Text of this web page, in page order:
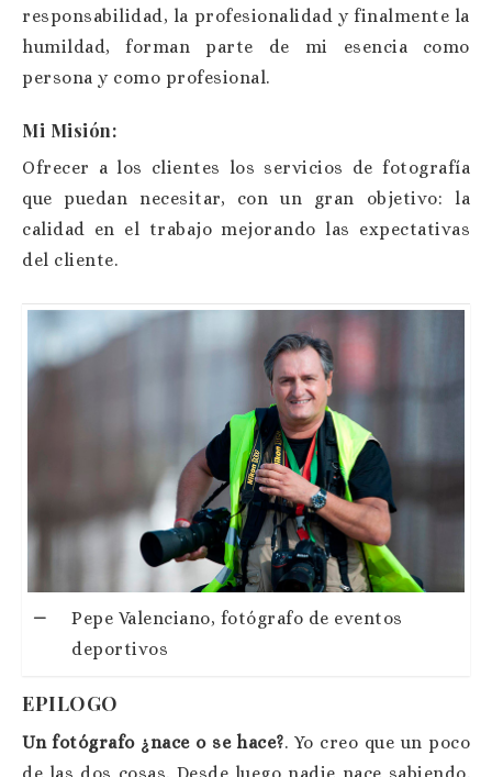
responsabilidad, la profesionalidad y finalmente la
humildad, forman parte de mi esencia como
persona y como profesional.
Mi Misión:
Ofrecer a los clientes los servicios de fotografía
que puedan necesitar, con un gran objetivo: la
calidad en el trabajo mejorando las expectativas
del cliente.
Pepe Valenciano, fotógrafo de eventos
deportivos
EPILOGO
Un fotógrafo ¿nace o se hace?. Yo creo que un poco